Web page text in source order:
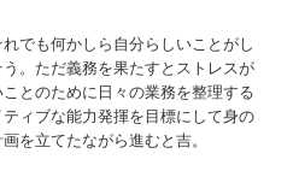
でも何かしら自分らしいことがし
。ただ義務を果たすとストレスが
とのために日々の業務を整理する
ィブな能力発揮を目標にして身の
を立てたながら進むと吉。